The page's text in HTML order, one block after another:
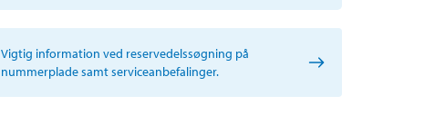
Vigtig information ved reservedelssøgning på
nummerplade samt serviceanbefalinger.